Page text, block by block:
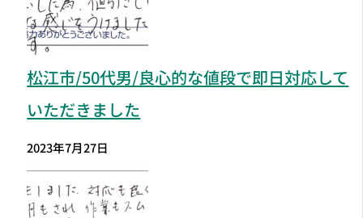
松江市/50代男/良心的な値段で即日対応して
いただきました
2023年7月27日